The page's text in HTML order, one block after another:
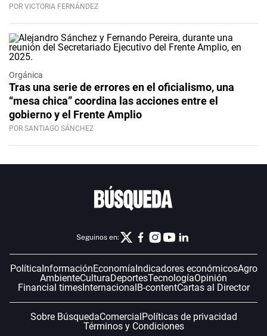
POR VICTORIA FERNÁNDEZ
Orgánica
Tras una serie de errores en el oficialismo, una
“mesa chica” coordina las acciones entre el
gobierno y el Frente Amplio
POR SANTIAGO SÁNCHEZ
Seguinos en:
PolíticaInformaciónEconomíaIndicadores económicosAgro
AmbienteCulturaDeportesTecnologíaOpinión
Financial timesInternacionalB-contentCartas al Director
Sobre BúsquedaComercialPolíticas de privacidad
Términos y Condiciones